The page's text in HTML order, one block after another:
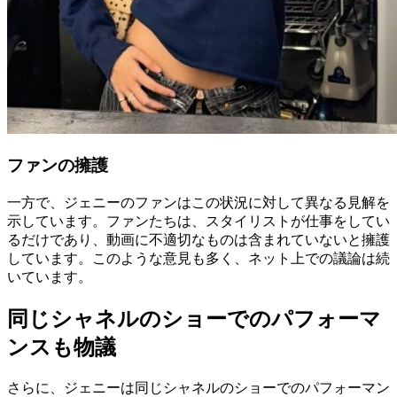
ファンの擁護
一方で、ジェニーのファンはこの状況に対して異なる見解を
示しています。ファンたちは、スタイリストが仕事をしてい
るだけであり、動画に不適切なものは含まれていないと擁護
しています。このような意見も多く、ネット上での議論は続
いています。
同じシャネルのショーでのパフォーマ
ンスも物議
さらに、ジェニーは同じシャネルのショーでのパフォーマン